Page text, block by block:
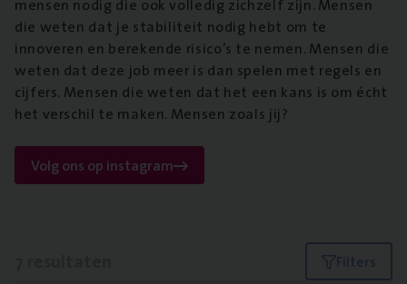
die weten dat je stabiliteit nodig hebt om te
innoveren en berekende risico’s te nemen. Mensen die
weten dat deze job meer is dan spelen met regels en
cijfers. Mensen die weten dat het een kans is om écht
het verschil te maken. Mensen zoals jij?
Volg ons op instagram
Filters